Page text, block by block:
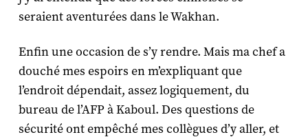
seraient aventurées dans le Wakhan.
Enfin une occasion de s’y rendre. Mais ma chef a
douché mes espoirs en m’expliquant que
l’endroit dépendait, assez logiquement, du
bureau de l’AFP à Kaboul. Des questions de
sécurité ont empêché mes collègues d’y aller, et